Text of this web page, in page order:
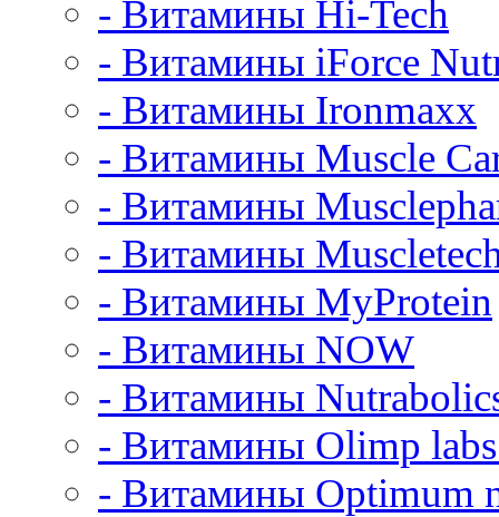
- Витамины Hi-Tech
- Витамины iForce
- Витамины Ironmaxx
- Витамины Muscle
- Витамины
- Витамины
- Витамины MyProtein
- Витамины NOW
- Витамины
- Витамины Olimp
- Витамины Optimum